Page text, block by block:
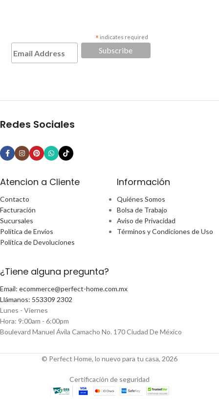
* indicates required
Redes Sociales
Atencion a Cliente
Contacto
Facturación
Sucursales
Política de Envíos
Política de Devoluciones
Información
Quiénes Somos
Bolsa de Trabajo
Aviso de Privacidad
Términos y Condiciones de Uso
¿Tiene alguna pregunta?
Email: ecommerce@perfect-home.com.mx
Llámanos: 553309 2302
Lunes - Viernes
Hora: 9:00am - 6:00pm
Boulevard Manuel Ávila Camacho No. 170 Ciudad De México
© Perfect Home, lo nuevo para tu casa, 2026
Certificación de seguridad